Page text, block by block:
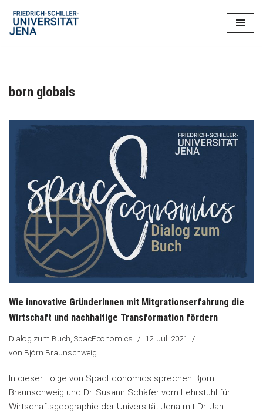
Zum
born globals
Wie innovative GründerInnen mit Mitgrationserfahrung die
Wirtschaft und nachhaltige Transformation fördern
Dialog zum Buch, SpacEconomics
12. Juli 2021
von Björn Braunschweig
In dieser Folge von SpacEconomics sprechen Björn
Braunschweig und Dr. Susann Schäfer vom Lehrstuhl für
Wirtschaftsgeographie der Universität Jena mit Dr. Jan